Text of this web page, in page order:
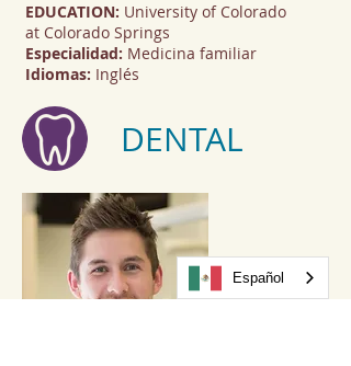
EDUCATION: University of Colorado
at Colorado Springs
Especialidad: Medicina familiar
Idiomas: Inglés
DENTAL
Español